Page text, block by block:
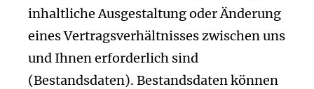
inhaltliche Ausgestaltung oder Änderung
eines Vertragsverhältnisses zwischen uns
und Ihnen erforderlich sind
(Bestandsdaten). Bestandsdaten können